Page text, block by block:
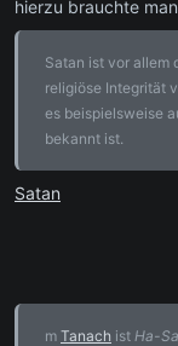
hierzu brauchte
Satan ist vor allem
religiöse Integrität
es beispielsweise
bekannt ist.
Satan
m Tanach ist Ha-